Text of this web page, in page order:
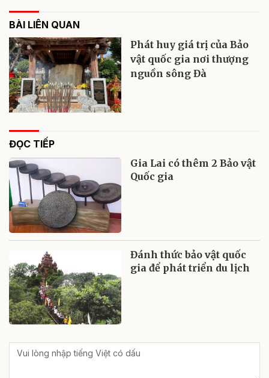
BÀI LIÊN QUAN
Phát huy giá trị của Bảo
vật quốc gia nơi thượng
nguồn sông Đà
ĐỌC TIẾP
Gia Lai có thêm 2 Bảo vật
Quốc gia
Đánh thức bảo vật quốc
gia để phát triển du lịch